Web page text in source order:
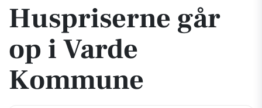
Huspriserne går
op i Varde
Kommune